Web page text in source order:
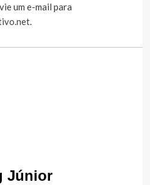
um e-mail para
.
Júnior